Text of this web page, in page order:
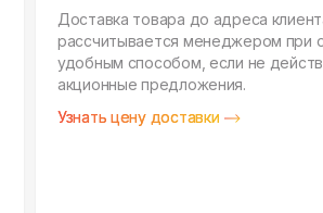
Доставка товара до адреса
рассчитывается менеджером при
удобным способом, если не
акционные предложения.
Узнать цену доставки